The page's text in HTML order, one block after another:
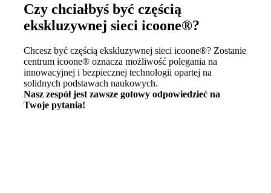
Czy chciałbyś być częścią
ekskluzywnej sieci icoone®?
Chcesz być częścią ekskluzywnej sieci icoone®? Zostanie
centrum icoone® oznacza możliwość polegania na
innowacyjnej i bezpiecznej technologii opartej na
solidnych podstawach naukowych.
Nasz zespół jest zawsze gotowy odpowiedzieć na
Twoje pytania!